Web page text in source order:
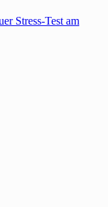
Stress-Test am